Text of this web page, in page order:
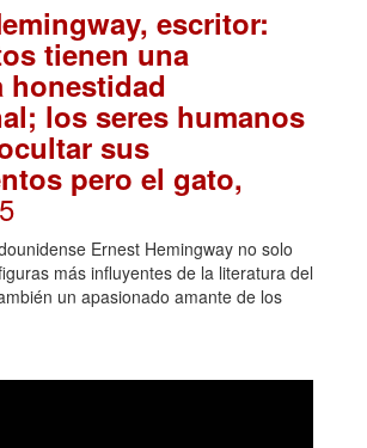
escritor:
tienen una
honestidad
los seres humanos
sus
pero el gato,
Ernest Hemingway no solo
más influyentes de la literatura del
un apasionado amante de los